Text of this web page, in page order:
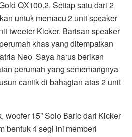
QX100.2. Setiap satu dari 2
untuk memacu 2 unit speaker
tweeter Kicker. Barisan speaker
khas yang ditempatkan
Neo. Saya harus berikan
perumah yang sememangnya
cantik di bahagian atas 2 unit
woofer 15” Solo Baric dari Kicker
bentuk 4 segi ini memberi